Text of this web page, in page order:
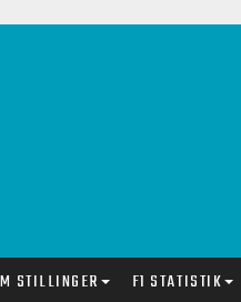
STILLINGER F1 STATISTIK